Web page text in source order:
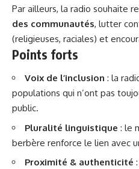
Par ailleurs, la radio souhaite
des communautés, lutter
(religieuses, raciales) et
Points forts
Voix de l’inclusion : la
populations qui n’ont pas
public.
Pluralité linguistique : le
berbère renforce le lien avec
Proximité & authenticité